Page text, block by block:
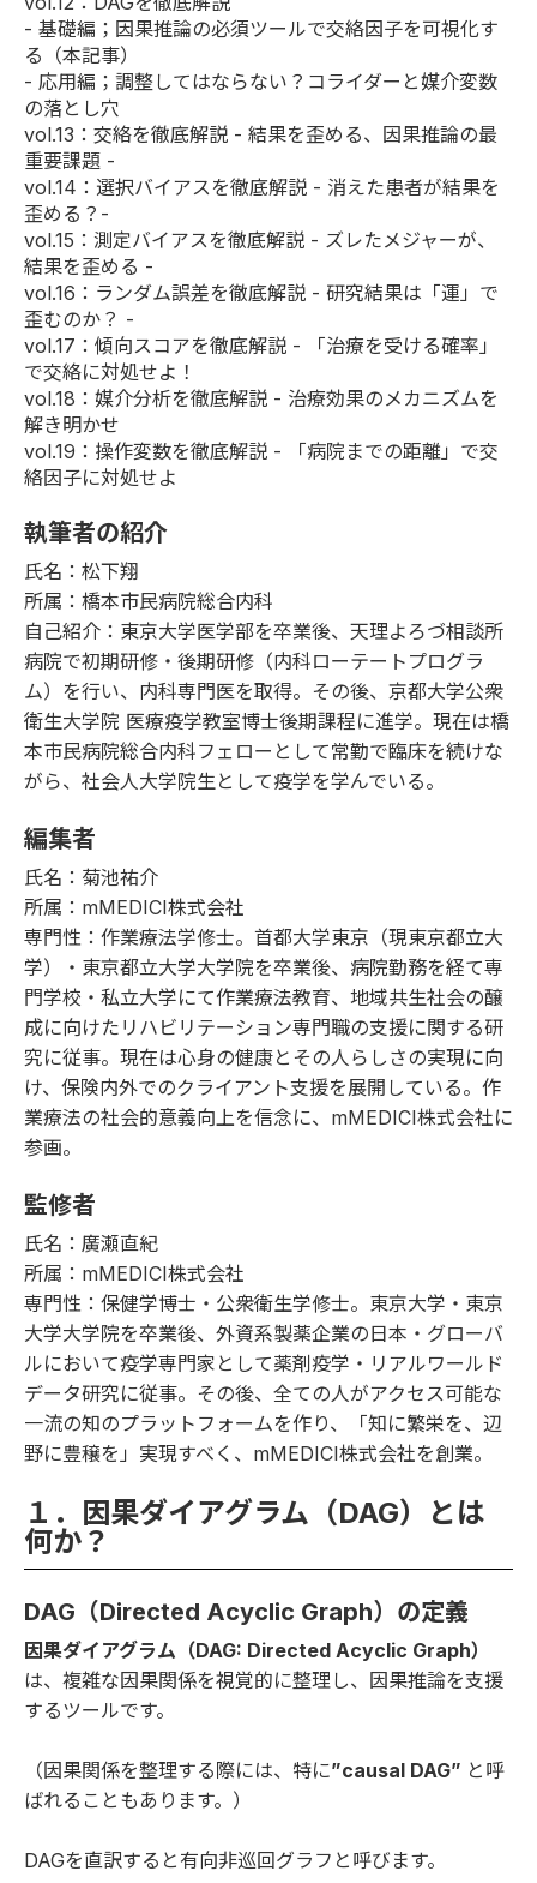
- 基礎編 ；因果推論の必須ツールで交絡因子を可視化す
る（本記事）
- 応用編 ；調整してはならない？コライダーと媒介変数
の落とし穴
vol.13 ：交絡を徹底解説 - 結果を歪める、因果推論の最
重要課題 -
vol.14 ：選択バイアスを徹底解説 - 消えた患者が結果を
歪める？-
vol.15 ：測定バイアスを徹底解説 - ズレたメジャーが、
結果を歪める -
vol.16 ：ランダム誤差を徹底解説 - 研究結果は「運」で
歪むのか？ -
vol.17 ：傾向スコアを徹底解説 - 「治療を受ける確率」
で交絡に対処せよ！
vol.18 ：媒介分析を徹底解説 - 治療効果のメカニズムを
解き明かせ
vol.19 ：操作変数を徹底解説 - 「病院までの距離」で交
絡因子に対処せよ
執筆者の紹介
氏名：松下翔
所属：橋本市民病院総合内科
自己紹介：東京大学医学部を卒業後、天理よろづ相談所
病院で初期研修・後期研修（内科ローテートプログラ
ム）を行い、内科専門医を取得。その後、京都大学公衆
衛生大学院 医療疫学教室博士後期課程に進学。現在は橋
本市民病院総合内科フェローとして常勤で臨床を続けな
がら、社会人大学院生として疫学を学んでいる。
編集者
氏名：菊池祐介
所属：mMEDICI株式会社
専門性：作業療法学修士。首都大学東京（現東京都立大
学）・東京都立大学大学院を卒業後、病院勤務を経て専
門学校・私立大学にて作業療法教育、地域共生社会の醸
成に向けたリハビリテーション専門職の支援に関する研
究に従事。現在は心身の健康とその人らしさの実現に向
け、保険内外でのクライアント支援を展開している。作
業療法の社会的意義向上を信念に、mMEDICI株式会社に
参画。
監修者
氏名：廣瀬直紀
所属：mMEDICI株式会社
専門性：保健学博士・公衆衛生学修士。東京大学・東京
大学大学院を卒業後、外資系製薬企業の日本・グローバ
ルにおいて疫学専門家として薬剤疫学・リアルワールド
データ研究に従事。その後、全ての人がアクセス可能な
一流の知のプラットフォームを作り、「知に繁栄を、辺
野に豊穣を」実現すべく、mMEDICI株式会社を創業。
１．因果ダイアグラム（DAG）とは
何か？
DAG（Directed Acyclic Graph）の定義
因果ダイアグラム（DAG: Directed Acyclic Graph）
は、複雑な因果関係を視覚的に整理し、因果推論を支援
するツールです。
（因果関係を整理する際には、特に”causal DAG” と呼
ばれることもあります。）
DAGを直訳すると有向非巡回グラフと呼びます。